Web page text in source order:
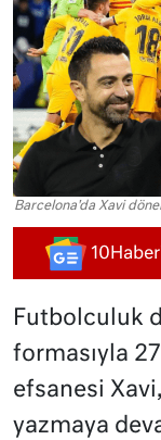
Barcelona'da Xavi
Futbolculuk
formasıyla
efsanesi
yazmaya